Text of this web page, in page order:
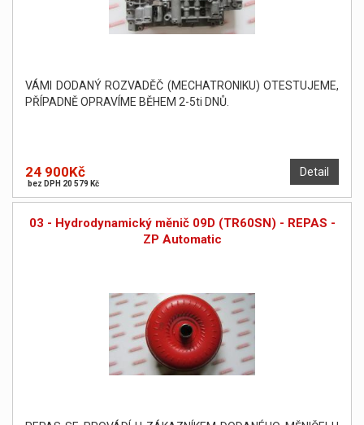
VÁMI DODANÝ ROZVADĚČ (MECHATRONIKU) OTESTUJEME,
PŘÍPADNĚ OPRAVÍME BĚHEM 2-5ti DNŮ.
Detail
24 900Kč
bez DPH 20 579 Kč
03 - Hydrodynamický měnič 09D (TR60SN) - REPAS -
ZP Automatic